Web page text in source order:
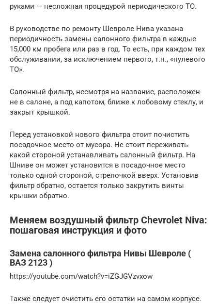
руками — несложная процедурой периодического ТО.
В руководстве по ремонту Шевроле Нива указана
периодичность замены салонного фильтра в каждые
15,000 км пробега или раз в год. То есть, при каждом тех
обслуживании, за исключением первого, т.н., «нулевого
ТО».
Салонный фильтр, несмотря на название, расположен
не в салоне, а под капотом, ближе к лобовому стеклу, и
закрыт крышкой.
Перед установкой нового фильтра стоит почистить
посадочное место от мусора. Не стоит переживать
какой стороной устанавливать салонный фильтр. На
Шниве он может установится в посадочное место
только одной стороной, стрелочкой вверх. Установив
фильтр обратно, остается только закрутить винты
крышки обратно.
Меняем воздушный фильтр Chevrolet Niva:
пошаговая инструкция и фото
Замена салонного фильтра Нивы Шевроле (
ВАЗ 2123 )
https://youtube.com/watch?v=iZGJGVzvxow
Также следует очистить его остатки на самом корпусе.